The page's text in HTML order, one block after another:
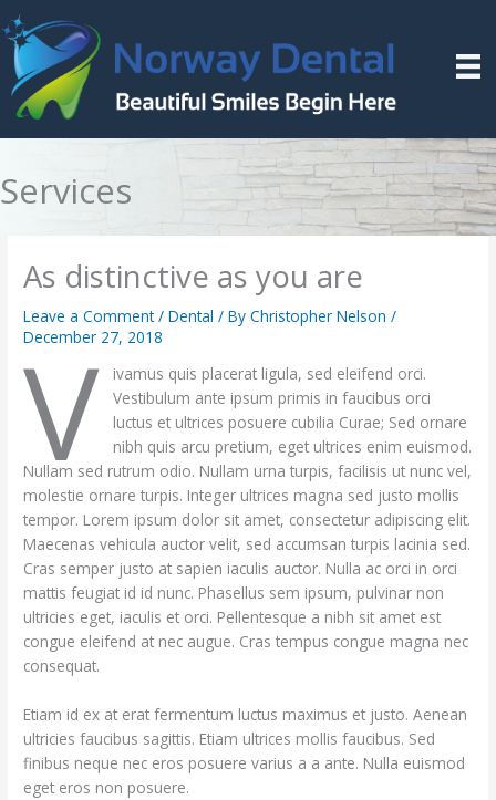
Skip
to
content
Services
As distinctive as you are
Leave a Comment /Dental / ByChristopher Nelson/
December 27, 2018
V
ivamus quis placerat ligula, sed eleifend orci.
Vestibulum ante ipsum primis in faucibus orci
luctus et ultrices posuere cubilia Curae; Sed ornare
nibh quis arcu pretium, eget ultrices enim euismod.
Nullam sed rutrum odio. Nullam urna turpis, facilisis ut nunc vel,
molestie ornare turpis. Integer ultrices magna sed justo mollis
tempor. Lorem ipsum dolor sit amet, consectetur adipiscing elit.
Maecenas vehicula auctor velit, sed accumsan turpis lacinia sed.
Cras semper justo at sapien iaculis auctor. Nulla ac orci in orci
mattis feugiat id id nunc. Phasellus sem ipsum, pulvinar non
ultricies eget, iaculis et orci. Pellentesque a nibh sit amet est
congue eleifend at nec augue. Cras tempus congue magna nec
consequat.
Etiam id ex at erat fermentum luctus maximus et justo. Aenean
ultricies faucibus sagittis. Etiam ultrices mollis faucibus. Sed
finibus neque nec eros posuere varius a a ante. Nulla euismod
eget eros non posuere.